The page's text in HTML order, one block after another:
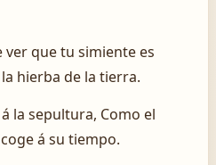
ver que tu simiente es
hierba de la tierra.
la sepultura, Como el
á su tiempo.